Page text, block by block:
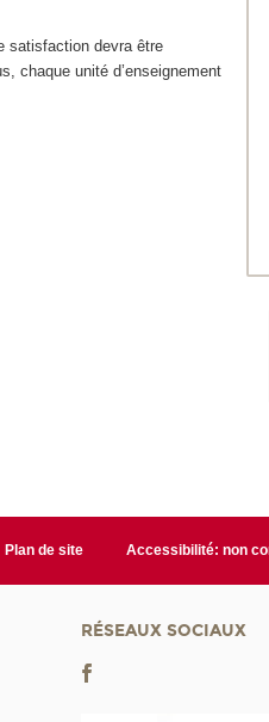
satisfaction devra être
chaque unité d’enseignement
Plan de site Accessibilité: non
RÉSEAUX SOCIAUX